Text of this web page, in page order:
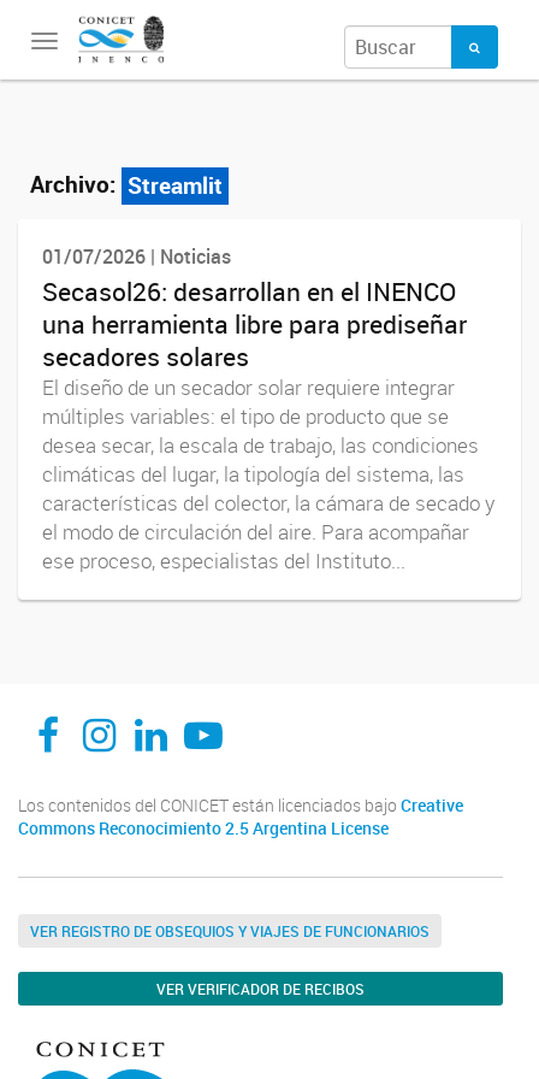
Toggle
navigation
Archivo: Streamlit
01/07/2026 | Noticias
Secasol26: desarrollan en el INENCO
una herramienta libre para prediseñar
secadores solares
El diseño de un secador solar requiere integrar
múltiples variables: el tipo de producto que se
desea secar, la escala de trabajo, las condiciones
climáticas del lugar, la tipología del sistema, las
características del colector, la cámara de secado y
el modo de circulación del aire. Para acompañar
ese proceso, especialistas del Instituto...
INENCO FACEBOOK
INENCO INSTAGRAM
INENCO LINKEDIN
INENCO YOUTUBE
Los contenidos del CONICET están licenciados bajo Creative
Commons Reconocimiento 2.5 Argentina License
VER REGISTRO DE OBSEQUIOS Y VIAJES DE FUNCIONARIOS
VER VERIFICADOR DE RECIBOS